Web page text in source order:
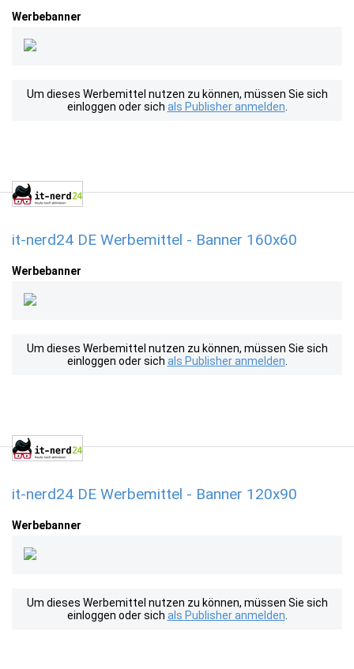
Werbebanner
Um dieses Werbemittel nutzen zu können, müssen Sie sich
einloggen oder sich als Publisher anmelden
it-nerd24 DE Werbemittel - Banner 160x60
Werbebanner
Um dieses Werbemittel nutzen zu können, müssen Sie sich
einloggen oder sich als Publisher anmelden
it-nerd24 DE Werbemittel - Banner 120x90
Werbebanner
Um dieses Werbemittel nutzen zu können, müssen Sie sich
einloggen oder sich als Publisher anmelden